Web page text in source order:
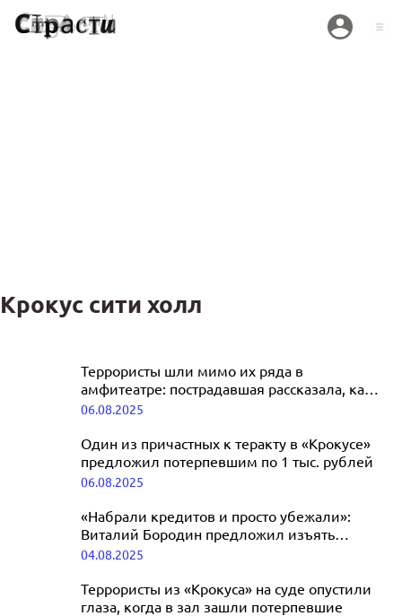
Крокус сити холл
Андрей Малахов и Сергей Светлаков
пропали из дела о теракте в «Крокусе»
Террористы шли мимо их ряда в
амфитеатре: пострадавшая рассказала, как
потеряла мужа в «Крокусе»
06.08.2025
Один из причастных к теракту в «Крокусе»
предложил потерпевшим по 1 тыс. рублей
06.08.2025
«Набрали кредитов и просто убежали»:
Виталий Бородин предложил изъять
«Крокус» у Агаларовых
04.08.2025
Террористы из «Крокуса» на суде опустили
глаза, когда в зал зашли потерпевшие